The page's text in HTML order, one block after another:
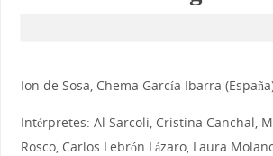
Ion de Sosa, Chema García Ibarra
Intérpretes: Al Sarcoli, Cristina Canchal,
Rosco, Carlos Lebrón Lázaro, Laura